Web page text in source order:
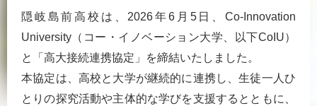
隠岐島前高校は、2026年6月5日、Co-Innovation
University（コー・イノベーション大学、以下CoIU）
と「高大接続連携協定」を締結いたしました。
本協定は、高校と大学が継続的に連携し、生徒一人ひ
とりの探究活動や主体的な学びを支援するとともに、